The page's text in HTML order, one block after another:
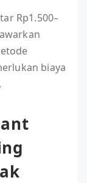
Rp1.500–
biaya